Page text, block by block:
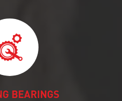
BEARINGS